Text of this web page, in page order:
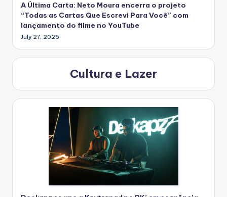
A Última Carta: Neto Moura encerra o projeto
“Todas as Cartas Que Escrevi Para Você” com
lançamento do filme no YouTube
July 27, 2026
Cultura e Lazer